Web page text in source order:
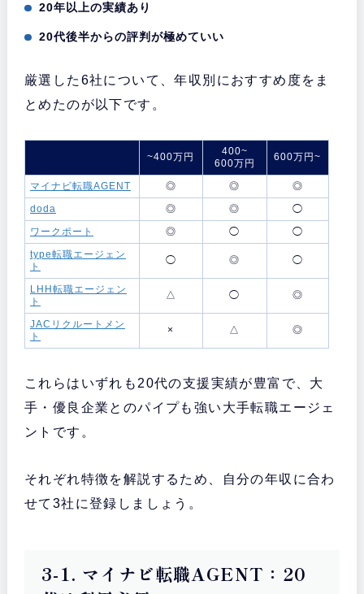
20年以上の実績あり
20代後半からの評判が極めていい
厳選した6社について、年収別におすすめ度をま
とめたのが以下です。
~400万円
400~
600万円
600万円~
マイナビ転職AGENT ◎ ◎
◎
doda
◎ ◎
◯
ワークポート
◎ ◯
◯
type転職エージェン
ト
◯ ◎ ◯
LHH転職エージェン
ト
△ ◯ ◎
JACリクルートメン
ト
× △ ◎
これらはいずれも20代の支援実績が豊富で、大
手・優良企業とのパイプも強い大手転職エージェ
ントです。
それぞれ特徴を解説するため、自分の年収に合わ
せて3社に登録しましょう。
3-1. マイナビ転職AGENT：20